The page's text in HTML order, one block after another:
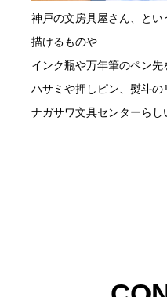
神戸の文房具屋さん、と
描けるものや
インク瓶や万年筆のペン先
ハサミや押しピン、熨斗
ナガサワ文具センターらし